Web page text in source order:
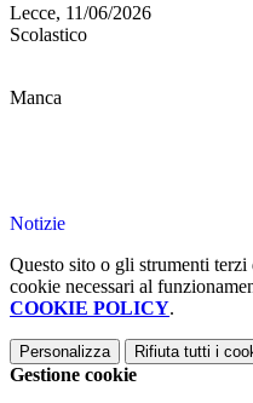
Lecce, 11/06/
Scolastico
Manca
Notizie
Questo sito o gli strumenti
cookie necessari al
COOKIE POLICY.
Personalizza Rifiuta tutti i
Gestione cookie